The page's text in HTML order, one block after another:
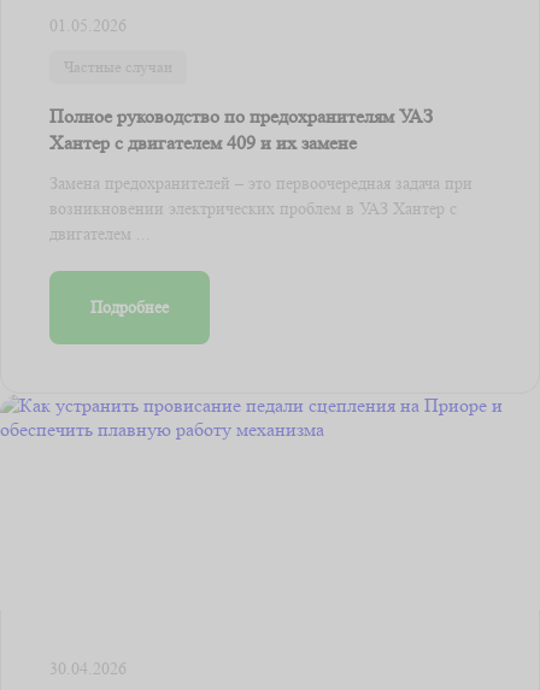
01.05.2026
Частные случаи
Полное руководство по предохранителям УАЗ
Хантер с двигателем 409 и их замене
Замена предохранителей – это первоочередная задача при
возникновении электрических проблем в УАЗ Хантер с
двигателем ...
Подробнее
30.04.2026